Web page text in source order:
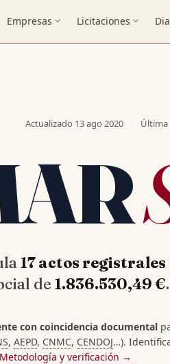
Empresas expand_more Licitaciones expand_more
Actualizado 13 ago 2020 · Última
17 actos registrales
de 1.836.530,49 €.
con coincidencia documental
, AEPD, CNMC, CENDOJ…).
Metodología y verificación →